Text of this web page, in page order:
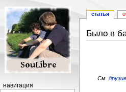
Было в
См.
статья
навигация